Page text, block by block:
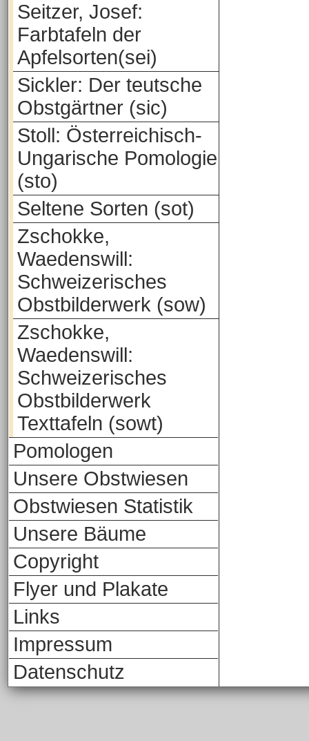
Seitzer, Josef:
Farbtafeln der
Apfelsorten(sei)
Sickler: Der teutsche
Obstgärtner (sic)
Stoll: Österreichisch-
Ungarische Pomologie
(sto)
Seltene Sorten (sot)
Zschokke,
Waedenswill:
Schweizerisches
Obstbilderwerk (sow)
Zschokke,
Waedenswill:
Schweizerisches
Obstbilderwerk
Texttafeln (sowt)
Pomologen
Unsere Obstwiesen
Obstwiesen Statistik
Unsere Bäume
Copyright
Flyer und Plakate
Links
Impressum
Datenschutz